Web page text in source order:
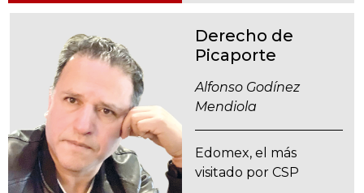
Derecho de
Picaporte
Alfonso Godínez
Mendiola
Edomex, el más
visitado por CSP